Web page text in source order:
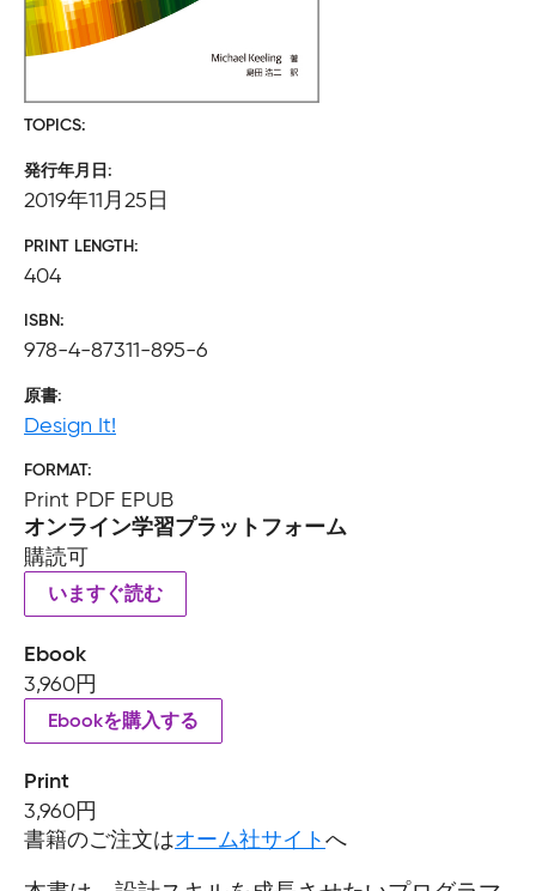
TOPICS
発行年月日
2019年11月25日
PRINT LENGTH
404
ISBN
978-4-87311-895-6
原書
Design It!
FORMAT
Print PDF EPUB
オンライン学習プラットフォーム
購読可
いますぐ読む
Ebook
3,960円
Ebookを購入する
Print
3,960円
書籍のご注文はオーム社サイトへ